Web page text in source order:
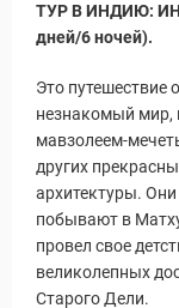
ТУР В ИНДИЮ:
дней/6 ночей).
Это путешествие
незнакомый мир,
мавзолеем-
других
архитектуры.
побывают в
провел свое
великолепных
Старого Дели.